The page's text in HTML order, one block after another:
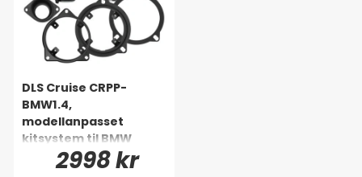
DLS Cruise CRPP-
BMW1.4,
modellanpasset
kitsystem til BMW
2998 kr